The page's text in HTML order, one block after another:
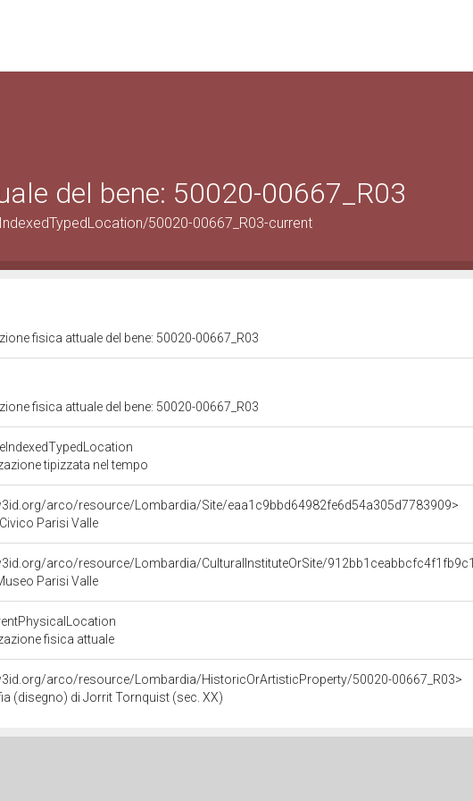
del bene: 50020-00667_R03
50020-00667_R03-current
fisica attuale del bene: 50020-00667_R03
fisica attuale del bene: 50020-00667_R03
tipizzata nel tempo
arco/resource/Lombardia/Site/eaa1c9bbd64982fe6d54a305d7783909>
Parisi Valle
arco/resource/Lombardia/CulturalInstituteOrSite/
Parisi Valle
fisica attuale
arco/resource/Lombardia/HistoricOrArtisticProperty/50020-00667_R03>
(disegno) di Jorrit Tornquist (sec. XX)